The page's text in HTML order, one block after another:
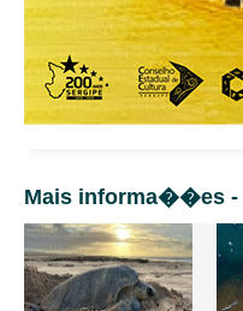
Mais informa��es -